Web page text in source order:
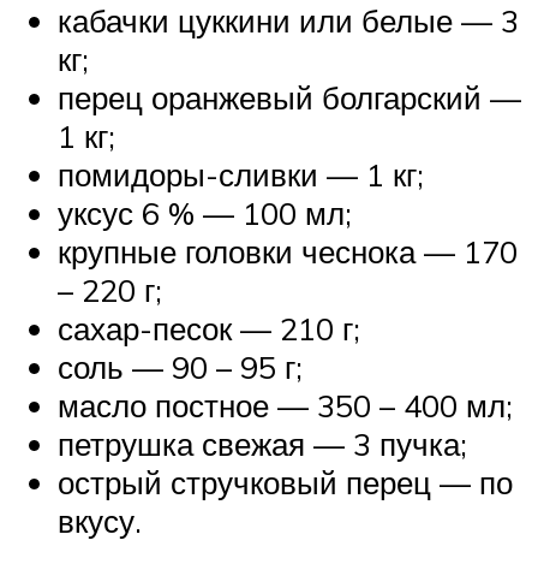
кабачки цуккини или белые — 3
кг;
перец оранжевый болгарский —
1 кг;
помидоры-сливки — 1 кг;
уксус 6 % — 100 мл;
крупные головки чеснока — 170
– 220 г;
сахар-песок — 210 г;
соль — 90 – 95 г;
масло постное — 350 – 400 мл;
петрушка свежая — 3 пучка;
острый стручковый перец — по
вкусу.